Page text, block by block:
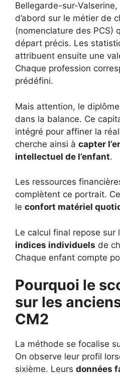
Bellegarde-sur-Valserine,
d’abord sur le métier de
(nomenclature des PCS)
départ précis. Les
attribuent ensuite une
Chaque profession
prédéfini.
Mais attention, le
dans la balance. Ce
intégré pour affiner la
cherche ainsi à capter
intellectuel de l’enfant.
Les ressources
complètent ce portrait.
le confort matériel
Le calcul final repose sur
indices individuels de
Chaque enfant compte
Pourquoi le
sur les
CM2
La méthode se focalise
On observe leur profil
sixième. Leurs données